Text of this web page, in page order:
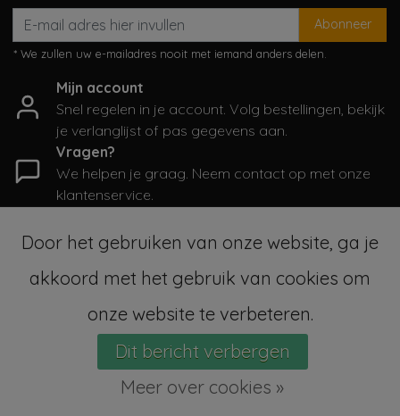
Abonneer
* We zullen uw e-mailadres nooit met iemand anders delen.
Mijn account
Snel regelen in je account. Volg bestellingen, bekijk
je verlanglijst of pas gegevens aan.
Vragen?
We helpen je graag. Neem contact op met onze
klantenservice.
Informatie
Categorieën
© Copyright 2026 - SampleSale4Kids | RealisatieInStijl Media
Algemene voorwaarden|RSS Feed
Door het gebruiken van onze website, ga je
akkoord met het gebruik van cookies om
onze website te verbeteren.
Dit bericht verbergen
Meer over cookies »